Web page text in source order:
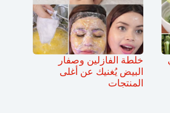
خلطة الفازلين وصفار
البيض يُغنيك عن أغلى
المنتجات